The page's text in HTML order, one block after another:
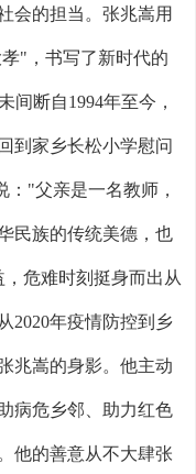
会的担当。张兆嵩用
" ，书写了新时代的
间断自1994年至今，
到家乡长松小学慰问
： "父亲是一名教师，
民族的传统美德，也
，危难时刻挺身而出从
2020年疫情防控到乡
兆嵩的身影。他主动
病危乡邻、助力红色
他的善意从不大肆张